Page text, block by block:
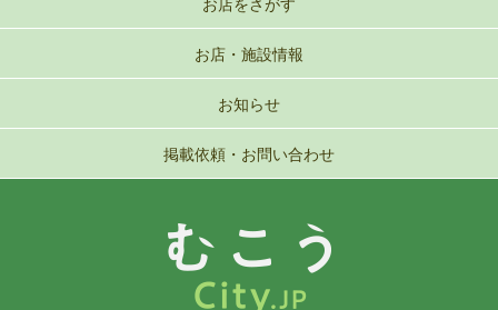
お店・施設情報
お知らせ
掲載依頼・お問い合わせ